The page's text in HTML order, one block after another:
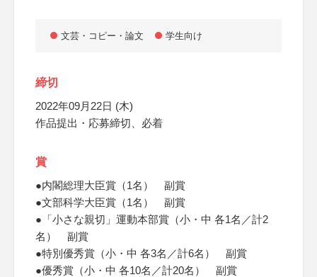
文芸・コピー・論文 学生向け
締切
2022年09月22日 (木)
作品提出・応募締切、必着
賞
●内閣総理大臣賞（1名） 副賞
●文部科学大臣賞（1名） 副賞
●「小さな親切」運動本部賞（小・中 各1名／計2
名） 副賞
●特別優秀賞（小・中 各3名／計6名） 副賞
●優秀賞（小・中 各10名／計20名） 副賞